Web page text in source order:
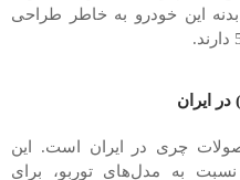
این خودرو به خاطر طراحی
چری در ایران است. این
نسبت به مدل‌های توربو، برای